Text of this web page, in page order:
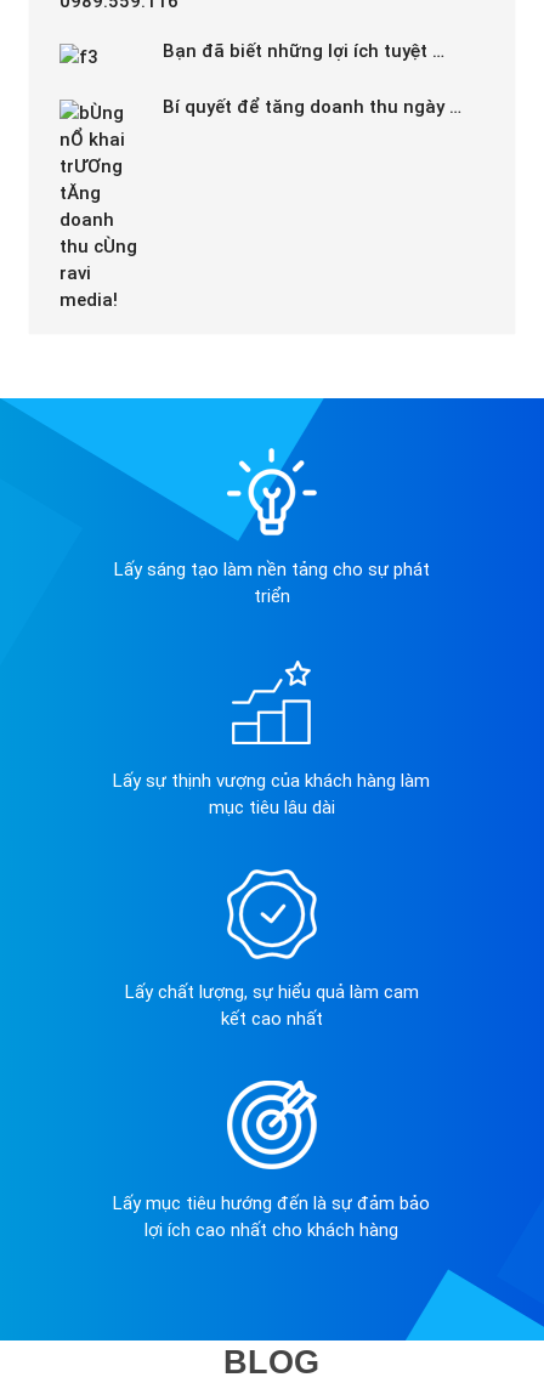
Bạn đã biết những lợi ích tuyệt …
Bí quyết để tăng doanh thu ngày …
Lấy sáng tạo làm nền tảng cho sự phát
triển
Lấy sự thịnh vượng của khách hàng làm
mục tiêu lâu dài
Lấy chất lượng, sự hiểu quả làm cam
kết cao nhất
Lấy mục tiêu hướng đến là sự đảm bảo
lợi ích cao nhất cho khách hàng
BLOG